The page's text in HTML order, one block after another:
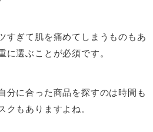
すぎて肌を痛めてしまうものもあ
に選ぶことが必須です。
分に合った商品を探すのは時間も
クもありますよね。